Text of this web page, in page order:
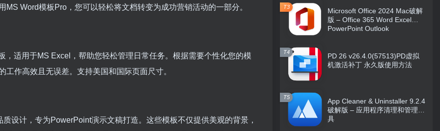
Word模板Pro，您可以轻松将文档转变为成功营销活动的一部分。
适用于MS Excel，帮助您轻松管理日常任务。根据需要个性化您的模
作高效且无误差。支持美国和国际页面尺寸。
设计，专为PowerPoint演示文稿打造。这些模板不仅提供美观的背景，
Microsoft Office 2024 Mac破解
版 – Office 365 Word Excel
PowerPoint Outlook
T3
PD 26 v26.4.0(57513)PD虚拟
机激活补丁 永久版使用方法
T4
App Cleaner & Uninstaller 9.2.4
破解版 – 应用程序清理和管理工
具
T5